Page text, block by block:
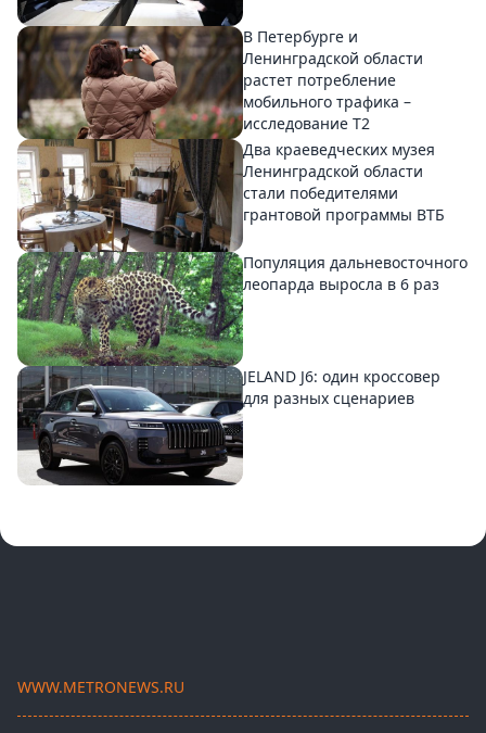
В Петербурге и
Ленинградской области
растет потребление
мобильного трафика –
исследование T2
Два краеведческих музея
Ленинградской области
стали победителями
грантовой программы ВТБ
Популяция дальневосточного
леопарда выросла в 6 раз
JELAND J6: один кроссовер
для разных сценариев
WWW.METRONEWS.RU